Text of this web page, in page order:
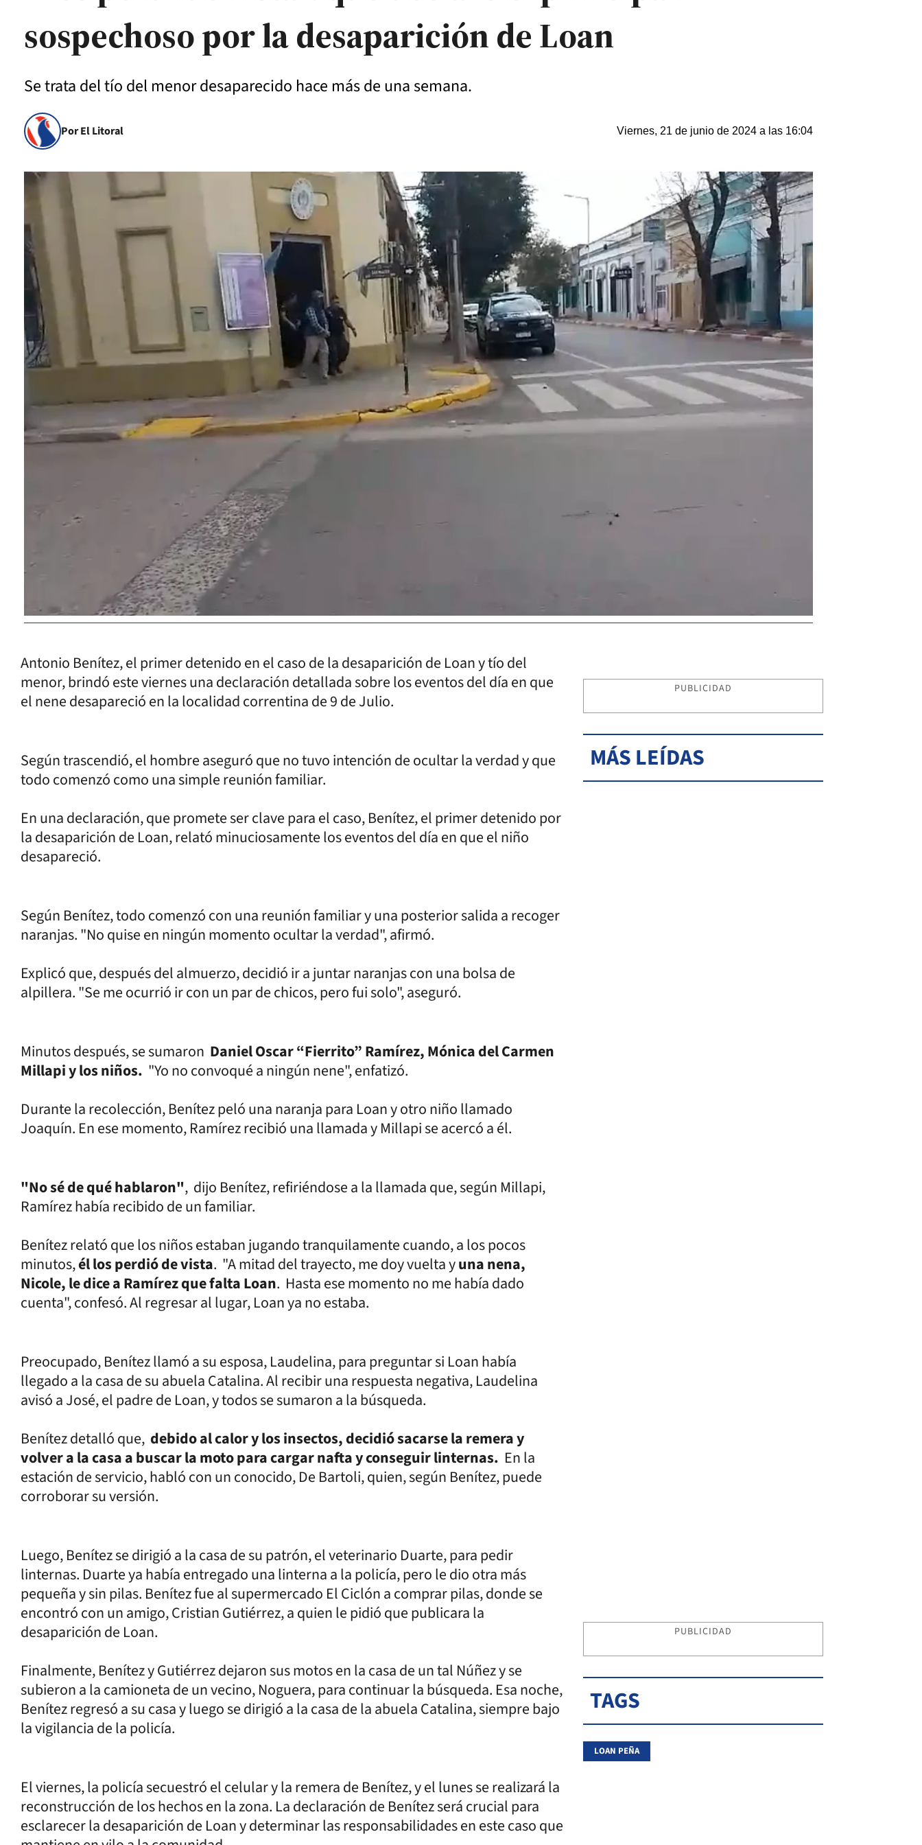
sospechoso por la desaparición de Loan
Se trata del tío del menor desaparecido hace más de una semana.
Por El Litoral Viernes, 21 de junio de 2024 a las 16:04
Antonio Benítez, el primer detenido en el caso de la desaparición de Loan y tío del
menor, brindó este viernes una declaración detallada sobre los eventos del día en que
el nene desapareció en la localidad correntina de 9 de Julio.
Según trascendió, el hombre aseguró que no tuvo intención de ocultar la verdad y que
todo comenzó como una simple reunión familiar.
En una declaración, que promete ser clave para el caso, Benítez, el primer detenido por
la desaparición de Loan, relató minuciosamente los eventos del día en que el niño
desapareció.
Según Benítez, todo comenzó con una reunión familiar y una posterior salida a recoger
naranjas. "No quise en ningún momento ocultar la verdad", afirmó.
Explicó que, después del almuerzo, decidió ir a juntar naranjas con una bolsa de
alpillera. "Se me ocurrió ir con un par de chicos, pero fui solo", aseguró.
Minutos después, se sumaron Daniel Oscar “Fierrito” Ramírez, Mónica del Carmen
Millapi y los niños. "Yo no convoqué a ningún nene", enfatizó.
Durante la recolección, Benítez peló una naranja para Loan y otro niño llamado
Joaquín. En ese momento, Ramírez recibió una llamada y Millapi se acercó a él.
"No sé de qué hablaron", dijo Benítez, refiriéndose a la llamada que, según Millapi,
Ramírez había recibido de un familiar.
Benítez relató que los niños estaban jugando tranquilamente cuando, a los pocos
minutos,él los perdió de vista. "A mitad del trayecto, me doy vuelta yuna nena,
Nicole, le dice a Ramírez que falta Loan. Hasta ese momento no me había dado
cuenta", confesó. Al regresar al lugar, Loan ya no estaba.
Preocupado, Benítez llamó a su esposa, Laudelina, para preguntar si Loan había
llegado a la casa de su abuela Catalina. Al recibir una respuesta negativa, Laudelina
avisó a José, el padre de Loan, y todos se sumaron a la búsqueda.
Benítez detalló que, debido al calor y los insectos, decidió sacarse la remera y
volver a la casa a buscar la moto para cargar nafta y conseguir linternas. En la
estación de servicio, habló con un conocido, De Bartoli, quien, según Benítez, puede
corroborar su versión.
Luego, Benítez se dirigió a la casa de su patrón, el veterinario Duarte, para pedir
linternas. Duarte ya había entregado una linterna a la policía, pero le dio otra más
pequeña y sin pilas. Benítez fue al supermercado El Ciclón a comprar pilas, donde se
encontró con un amigo, Cristian Gutiérrez, a quien le pidió que publicara la
desaparición de Loan.
Finalmente, Benítez y Gutiérrez dejaron sus motos en la casa de un tal Núñez y se
subieron a la camioneta de un vecino, Noguera, para continuar la búsqueda. Esa noche,
Benítez regresó a su casa y luego se dirigió a la casa de la abuela Catalina, siempre bajo
la vigilancia de la policía.
El viernes, la policía secuestró el celular y la remera de Benítez, y el lunes se realizará la
reconstrucción de los hechos en la zona. La declaración de Benítez será crucial para
esclarecer la desaparición de Loan y determinar las responsabilidades en este caso que
PUBLICIDAD
MÁS LEÍDAS
PUBLICIDAD
TAGS
LOAN PEÑA